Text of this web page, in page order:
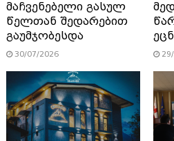
მაჩვენებელი გასულ
წელთან შედარებით
გაუმჯობესდა
30/07/2026